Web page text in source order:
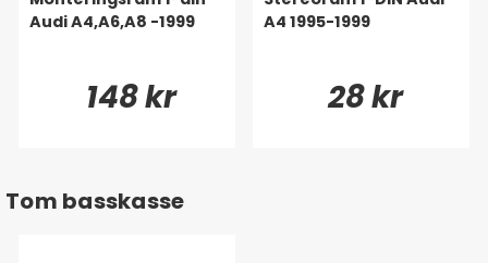
Audi A4,A6,A8 -1999
148 kr
A4 1995-1999
28 kr
Tom basskasse